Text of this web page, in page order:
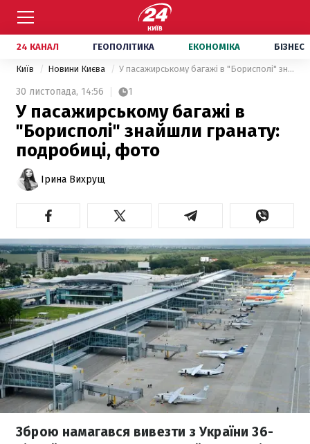
24 КАНАЛ ГЕОПОЛІТИКА ЕКОНОМІКА БІЗНЕС
Київ Новини Києва У пасажирському багажі в "Борисполі" знайшли гранату: подробиці, фото
30 листопада, 14:56 1
У пасажирському багажі в
"Борисполі" знайшли гранату:
подробиці, фото
Ірина Вихрущ
Зброю намагався вивезти з України 36-